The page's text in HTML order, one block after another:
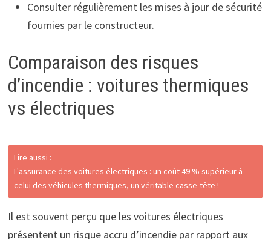
Consulter régulièrement les mises à jour de sécurité
fournies par le constructeur.
Comparaison des risques
d’incendie : voitures thermiques
vs électriques
Lire aussi :
L'assurance des voitures électriques : un coût 49 % supérieur à
celui des véhicules thermiques, un véritable casse-tête !
Il est souvent perçu que les voitures électriques
présentent un risque accru d’incendie par rapport aux